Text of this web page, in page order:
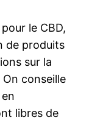
le CBD,
de produits
sur la
conseille
libres de